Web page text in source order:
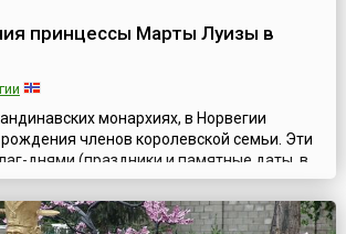
принцессы Марты Луизы в
монархиях, в Норвегии
членов королевской семьи. Эти
днями (праздники и памятные даты, в
законодательством местах
флаг).22 сентября в
День рождения принцессы Марты